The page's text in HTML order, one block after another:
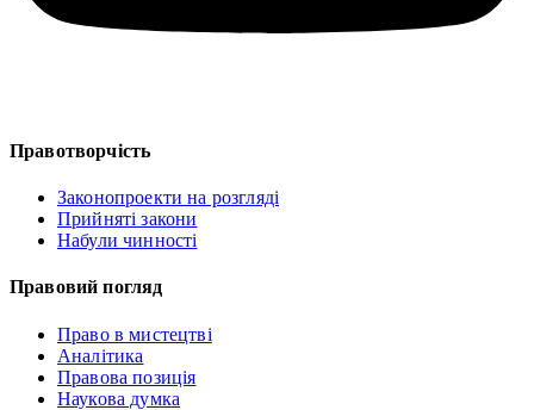
Правотворчість
Законопроекти на розгляді
Прийняті закони
Набули чинності
Правовий погляд
Право в мистецтві
Аналітика
Правова позиція
Наукова думка